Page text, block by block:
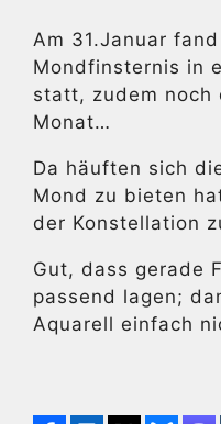
Am 31.Januar
Mondfinsternis in
statt, zudem noch
Monat…
Da häuften sich
Mond zu bieten
der Konstellation
Gut, dass gerade
passend lagen;
Aquarell einfach